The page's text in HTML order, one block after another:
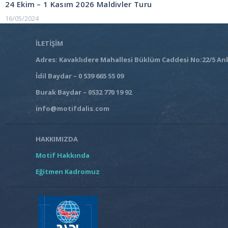
24 Ekim – 1 Kasım 2026 Maldivler Turu
16/05/2024
İLETİŞİM
Adres: Kavaklıdere Mahallesi Büklüm Caddesi No:22/5
İdil Baydar – 0 539 665 55 09
Burak Baydar – 0532 770 19 92
info@motifdalis.com
HAKKIMIZDA
Motif Hakkında
Eğitmen Kadromuz